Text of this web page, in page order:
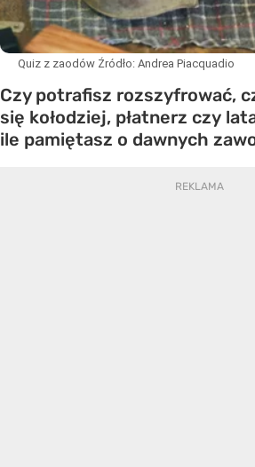
Quiz z zaodów Źródło: Andrea Piacquadio
Czy potrafisz rozszyfrować,
się kołodziej, płatnerz czy
ile pamiętasz o dawnych